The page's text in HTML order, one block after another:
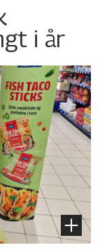
i år